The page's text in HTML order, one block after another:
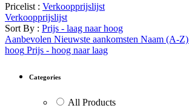
Pricelist : Verkoopprijslijst
Verkoopprijslijst
Sort By : Prijs - laag naar hoog
Aanbevolen Nieuwste aankomsten Naam (A-Z)
hoog Prijs - hoog naar laag
Categories
All Products